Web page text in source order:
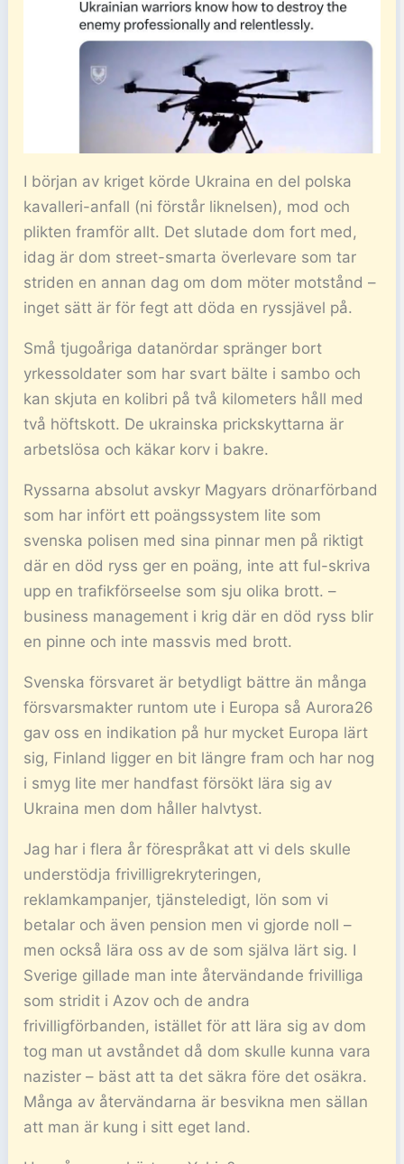
I början av kriget körde Ukraina en del polska
kavalleri-anfall (ni förstår liknelsen), mod och
plikten framför allt. Det slutade dom fort med,
idag är dom street-smarta överlevare som tar
striden en annan dag om dom möter motstånd –
inget sätt är för fegt att döda en ryssjävel på.
Små tjugoåriga datanördar spränger bort
yrkessoldater som har svart bälte i sambo och
kan skjuta en kolibri på två kilometers håll med
två höftskott. De ukrainska prickskyttarna är
arbetslösa och käkar korv i bakre.
Ryssarna absolut avskyr Magyars drönarförband
som har infört ett poängssystem lite som
svenska polisen med sina pinnar men på riktigt
där en död ryss ger en poäng, inte att ful-skriva
upp en trafikförseelse som sju olika brott. –
business management i krig där en död ryss blir
en pinne och inte massvis med brott.
Svenska försvaret är betydligt bättre än många
försvarsmakter runtom ute i Europa så Aurora26
gav oss en indikation på hur mycket Europa lärt
sig, Finland ligger en bit längre fram och har nog
i smyg lite mer handfast försökt lära sig av
Ukraina men dom håller halvtyst.
Jag har i flera år förespråkat att vi dels skulle
understödja frivilligrekryteringen,
reklamkampanjer, tjänsteledigt, lön som vi
betalar och även pension men vi gjorde noll –
men också lära oss av de som själva lärt sig. I
Sverige gillade man inte återvändande frivilliga
som stridit i Azov och de andra
frivilligförbanden, istället för att lära sig av dom
tog man ut avståndet då dom skulle kunna vara
nazister – bäst att ta det säkra före det osäkra.
Många av återvändarna är besvikna men sällan
att man är kung i sitt eget land.